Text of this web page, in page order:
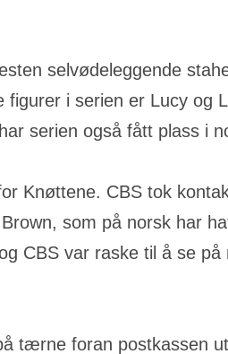
selvødeleggende
i serien er Lucy og
serien også fått plass i
Knøttene. CBS tok
som på norsk har
CBS var raske til å se
tærne foran postkassen